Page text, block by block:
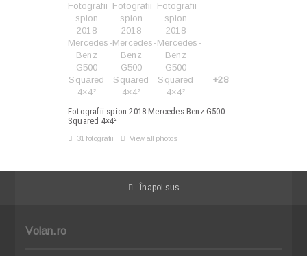
+28
Fotografii spion 2018 Mercedes-Benz G500
Squared 4×4²
31 fotografii View all photos
Înapoi sus
Volan.ro